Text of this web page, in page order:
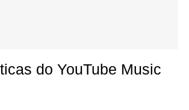
do YouTube Music